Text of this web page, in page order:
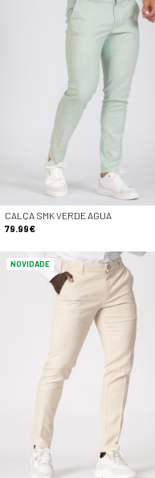
CALÇA SMK VERDE AGUA
79.99€
NOVIDADE